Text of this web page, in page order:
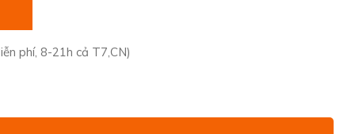
phí, 8-21h cả T7,CN)